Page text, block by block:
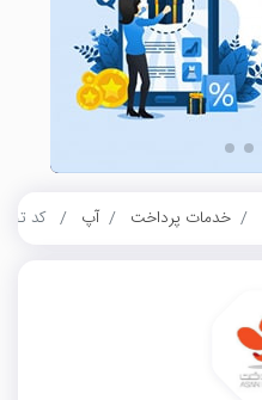
خدمات پرداخت آپ کد تخفیف 9 درصدی